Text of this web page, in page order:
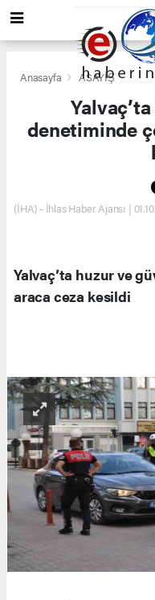
Anasayfa ASAYİŞ
denetiminde
(İHA) - İhlas Haber Ajansı |
Yalvaç’ta huzur ve
araca ceza kesildi